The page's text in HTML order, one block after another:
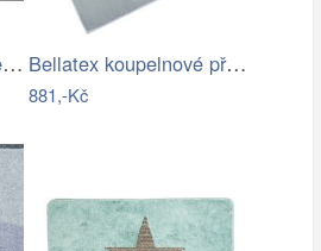
Set 2 koupelnových předložek MERKUR Bellatex koupelnové předložky BANYGOLD…
881,-Kč